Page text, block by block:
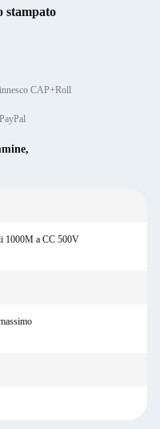
stampato
CAP+Roll
,
1000M a CC 500V